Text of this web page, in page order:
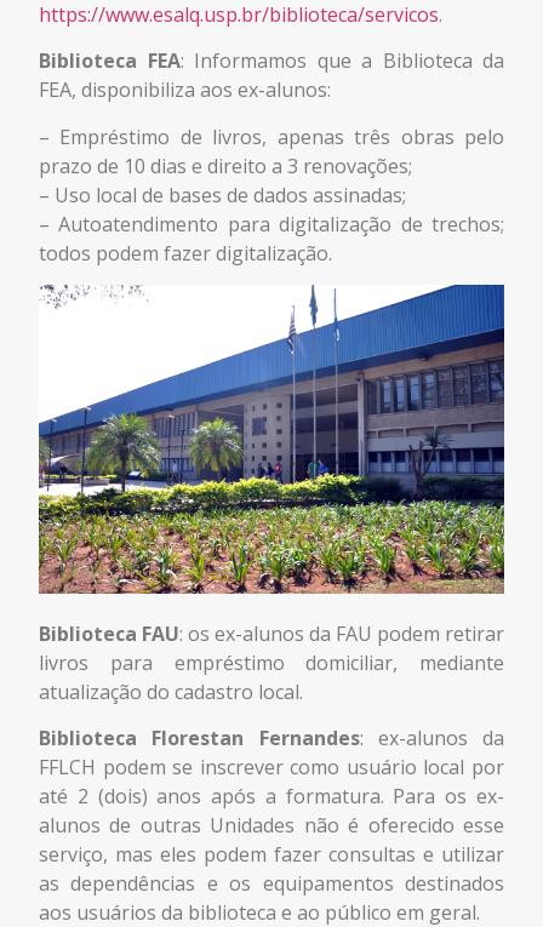
https://www.esalq.usp.br/biblioteca/servicos.
Biblioteca FEA: Informamos que a Biblioteca da
FEA, disponibiliza aos ex-alunos:
– Empréstimo de livros, apenas três obras pelo
prazo de 10 dias e direito a 3 renovações;
– Uso local de bases de dados assinadas;
– Autoatendimento para digitalização de trechos;
todos podem fazer digitalização.
Biblioteca FAU: os ex-alunos da FAU podem retirar
livros para empréstimo domiciliar, mediante
atualização do cadastro local.
Biblioteca Florestan Fernandes: ex-alunos da
FFLCH podem se inscrever como usuário local por
até 2 (dois) anos após a formatura. Para os ex-
alunos de outras Unidades não é oferecido esse
serviço, mas eles podem fazer consultas e utilizar
as dependências e os equipamentos destinados
aos usuários da biblioteca e ao público em geral.